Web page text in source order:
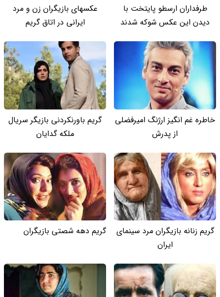
طرفداران ارسطو پایتخت با
دیدن این عکس شوکه شدند
عکسهای بازیگران زن و مرد
ایرانی در اتاق گریم
خاطره غم انگیز ارژنگ امیرفضلی
از پدرش
گریم باورنکردنی بازیگر سریال
ملکه گدایان
گریم زنانه بازیگران مرد سینمای
ایران
گریم دهه شصتی بازیگران